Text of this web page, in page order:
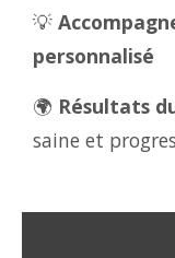
💡
personnalisé
🌍 Résultats
saine et